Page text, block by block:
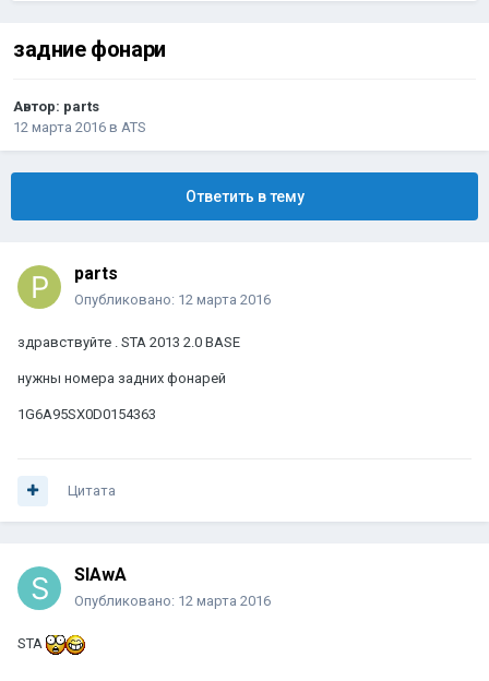
задние фонари
Автор: parts
12 марта 2016 в ATS
Ответить в тему
parts
Опубликовано: 12 марта 2016
здравствуйте . STA 2013 2.0 BASE
нужны номера задних фонарей
1G6A95SX0D0154363
Цитата
SlAwA
Опубликовано: 12 марта 2016
STA